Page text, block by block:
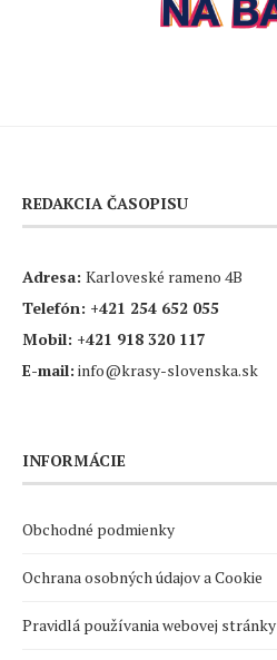
REDAKCIA ČASOPISU
Adresa: Karloveské rameno 4B
Telefón: +421 254 652 055
Mobil: +421 918 320 117
E-mail: info@krasy-slovenska.sk
INFORMÁCIE
Obchodné podmienky
Ochrana osobných údajov a Cookie
Pravidlá používania webovej stránky